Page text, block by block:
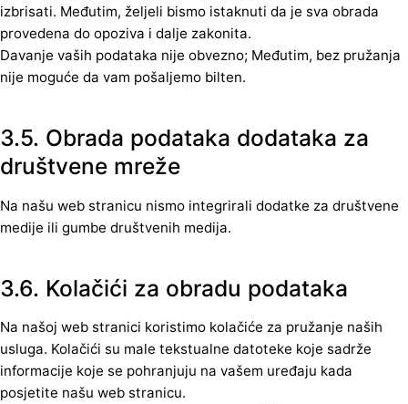
izbrisati. Međutim, željeli bismo istaknuti da je sva obrada
provedena do opoziva i dalje zakonita.
Davanje vaših podataka nije obvezno; Međutim, bez pružanja
nije moguće da vam pošaljemo bilten.
3.5. Obrada podataka dodataka za
društvene mreže
Na našu web stranicu nismo integrirali dodatke za društvene
medije ili gumbe društvenih medija.
3.6. Kolačići za obradu podataka
Na našoj web stranici koristimo kolačiće za pružanje naših
usluga. Kolačići su male tekstualne datoteke koje sadrže
informacije koje se pohranjuju na vašem uređaju kada
posjetite našu web stranicu.